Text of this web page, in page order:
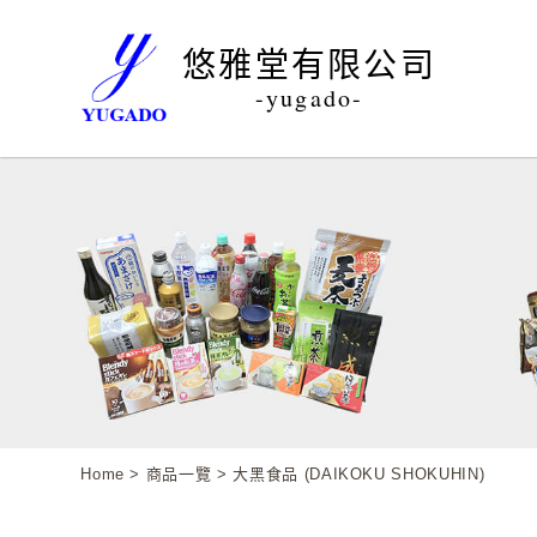
悠雅堂有限公司
-yugado-
Home > 商品一覽 > 大黑食品 (DAIKOKU SHOKUHIN)